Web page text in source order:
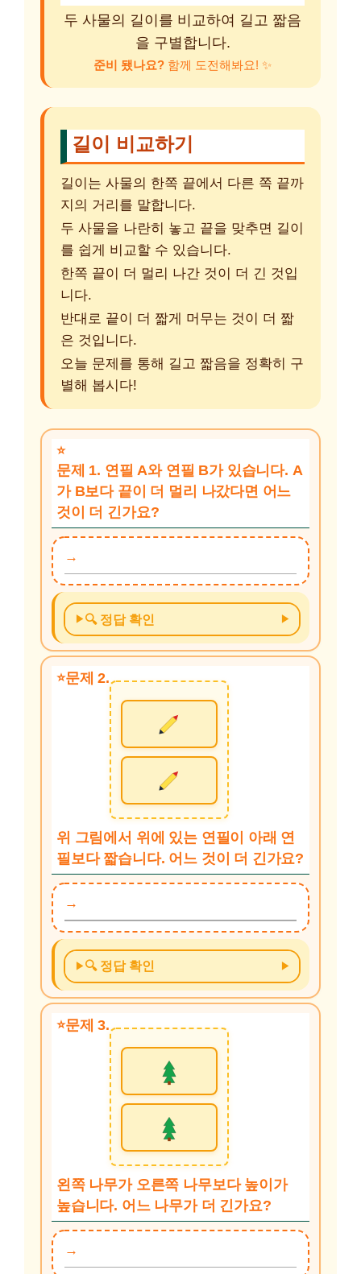
두 사물의 길이를 비교하여 길고 짧음
을 구별합니다.
준비 됐나요? 함께 도전해봐요! ✨
길이 비교하기
길이는 사물의 한쪽 끝에서 다른 쪽 끝까
지의 거리를 말합니다.
두 사물을 나란히 놓고 끝을 맞추면 길이
를 쉽게 비교할 수 있습니다.
한쪽 끝이 더 멀리 나간 것이 더 긴 것입
니다.
반대로 끝이 더 짧게 머무는 것이 더 짧
은 것입니다.
오늘 문제를 통해 길고 짧음을 정확히 구
별해 봅시다!
문제 1. 연필 A와 연필 B가 있습니다. A
가 B보다 끝이 더 멀리 나갔다면 어느
것이 더 긴가요?
🔍 정답 확인
문제 2.
위 그림에서 위에 있는 연필이 아래 연
필보다 짧습니다. 어느 것이 더 긴가요?
🔍 정답 확인
문제 3.
왼쪽 나무가 오른쪽 나무보다 높이가
높습니다. 어느 나무가 더 긴가요?